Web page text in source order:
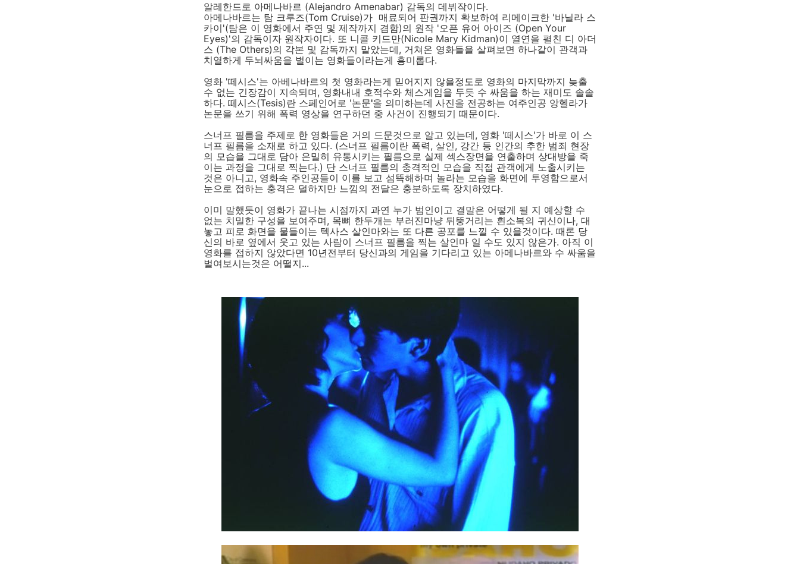
알레한드로 아메나바르 (Alejandro Amenabar) 감독의 데뷔작이다.
아메나바르는 탐 크루즈(Tom Cruise)가 매료되어 판권까지 확보하여 리메이크한 '바닐라 스
카이'(탐은 이 영화에서 주연 및 제작까지 겸함)의 원작 '오픈 유어 아이즈 (Open Your
Eyes)'의 감독이자 원작자이다. 또 니콜 키드만(Nicole Mary Kidman)이 열연을 펼친 디 아더
스 (The Others)의 각본 및 감독까지 맡았는데, 거쳐온 영화들을 살펴보면 하나같이 관객과
치열하게 두뇌싸움을 벌이는 영화들이라는게 흥미롭다.
영화 '떼시스'는 아베나바르의 첫 영화라는게 믿어지지 않을정도로 영화의 마지막까지 늦출
수 없는 긴장감이 지속되며, 영화내내 호적수와 체스게임을 두듯 수 싸움을 하는 재미도 솔솔
하다. 떼시스(Tesis)란 스페인어로 '논문'을 의미하는데 사진을 전공하는 여주인공 앙헬라가
논문을 쓰기 위해 폭력 영상을 연구하던 중 사건이 진행되기 때문이다.
스너프 필름을 주제로 한 영화들은 거의 드문것으로 알고 있는데, 영화 '떼시스'가 바로 이 스
너프 필름을 소재로 하고 있다. (스너프 필름이란 폭력, 살인, 강간 등 인간의 추한 범죄 현장
의 모습을 그대로 담아 은밀히 유통시키는 필름으로 실제 섹스장면을 연출하며 상대방을 죽
이는 과정을 그대로 찍는다.) 단 스너프 필름의 충격적인 모습을 직접 관객에게 노출시키는
것은 아니고, 영화속 주인공들이 이를 보고 섬뜩해하며 놀라는 모습을 화면에 투영함으로서
눈으로 접하는 충격은 덜하지만 느낌의 전달은 충분하도록 장치하였다.
이미 말했듯이 영화가 끝나는 시점까지 과연 누가 범인이고 결말은 어떻게 될 지 예상할 수
없는 치밀한 구성을 보여주며, 목뼈 한두개는 부러진마냥 뒤뚱거리는 흰소복의 귀신이나, 대
놓고 피로 화면을 물들이는 텍사스 살인마와는 또 다른 공포를 느낄 수 있을것이다. 때론 당
신의 바로 옆에서 웃고 있는 사람이 스너프 필름을 찍는 살인마 일 수도 있지 않은가. 아직 이
영화를 접하지 않았다면 10년전부터 당신과의 게임을 기다리고 있는 아메나바르와 수 싸움을
벌여보시는것은 어떨지...